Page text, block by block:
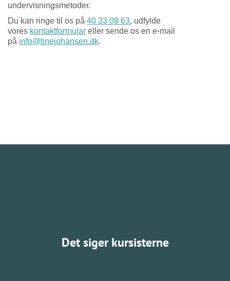
undervisningsmetoder.
Du kan ringe til os på 40 33 08 63, udfylde
vores kontaktformular eller sende os en e-mail
på info@tinejohansen.dk.
Det siger kursisterne